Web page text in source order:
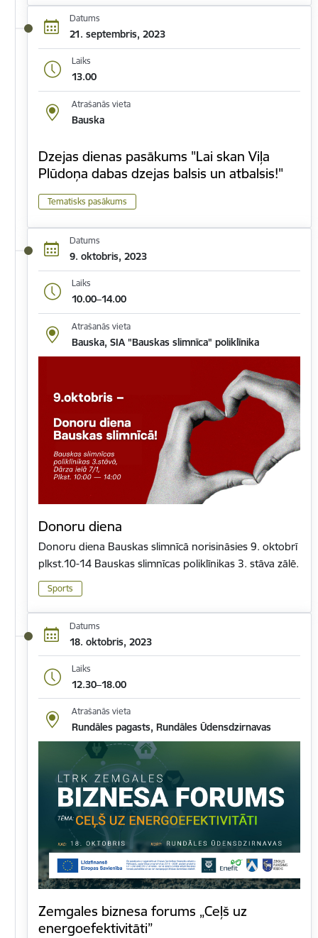
Datums
21. septembris, 2023
Laiks
13.00
Atrašanās vieta
Bauska
Dzejas dienas pasākums "Lai skan Viļa
Plūdoņa dabas dzejas balsis un atbalsis!"
Tematisks pasākums
Datums
9. oktobris, 2023
Laiks
10.00–14.00
Atrašanās vieta
Bauska, SIA "Bauskas slimnīca" poliklīnika
Donoru diena
Donoru diena Bauskas slimnīcā norisināsies 9. oktobrī
plkst.10-14 Bauskas slimnīcas poliklīnikas 3. stāva zālē.
Sports
Datums
18. oktobris, 2023
Laiks
12.30–18.00
Atrašanās vieta
Rundāles pagasts, Rundāles Ūdensdzirnavas
Zemgales biznesa forums „Ceļš uz
energoefektivitāti”